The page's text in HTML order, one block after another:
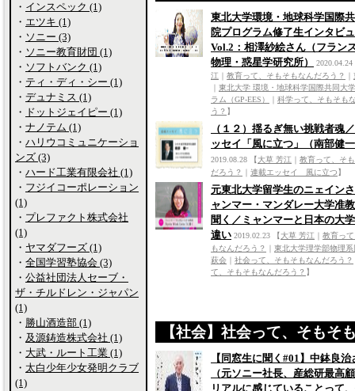
東北大学環境・地球科学国際
院プログラム修了生インタビ
Vol.2：相澤紗絵さん（フラン
物理・惑星学研究所）
2020.04.24
江
教育って、そもそもなんだろう？
東北大学 環境・地球科学国際共同大
ラム（GP-EES）
科学って、そもそも
う？ 】
（１２）揺るぎ無い挑戦者魂
ッセイ「風に立つ」（南部健
2019.08.28 【大草 芳江
教育って、そ
だろう？
連載エッセイ 風に立つ】
元東北大学留学生のニェイン
ャンマー・マンダレー大学准
聞く／ミャンマーと日本の大
違い 2019.02.23 【大草 芳江
教育っ
もなんだろう？
東北大学理学部物理
萩会
社会って、そもそもなんだろう？
て、そもそもなんだろう？ 】
【社会】社会って、そもそ
【同窓生に聞く#01】中鉢良治
（元ソニー社長、産総研最高
リアルに感じていることって
・ インスペック (1)
・ エツキ (1)
・ ソニー (3)
・ ソニー教育財団 (1)
・ ソフトバンク (1)
・ ティ・ディ・シー (1)
・ デュナミス (1)
・ ドットジェイピー (1)
・ ナノテム (1)
・ ハリウコミュニケーショ
ンズ (3)
・ ハード工業有限会社 (1)
・ フジイコーポレーション
(1)
・ プレファクト株式会社
(1)
・ ヤマダフーズ (1)
・ 全国学習塾協会 (3)
・ 公益社団法人セーブ・
ザ・チルドレン・ジャパン
(1)
・ 勝山酒造部 (1)
・ 及源鋳造株式会社 (1)
・ 大武・ルート工業 (1)
・ 太白少年少女発明クラブ
(1)